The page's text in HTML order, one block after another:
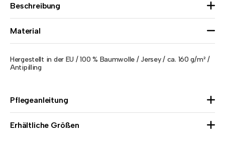
Beschreibung
Material
Hergestellt in der EU / 100 % Baumwolle / Jersey / ca. 160 g/m² /
Antipilling
Pflegeanleitung
Erhältliche Größen